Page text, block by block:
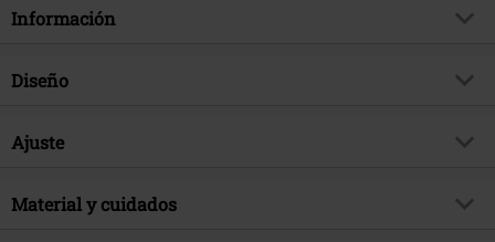
Información
Artículo no.
Género Musical
Licencia
Diseño
Tipo de producto
Estampada
Ajuste
Forma/Tops
Material y cuidados